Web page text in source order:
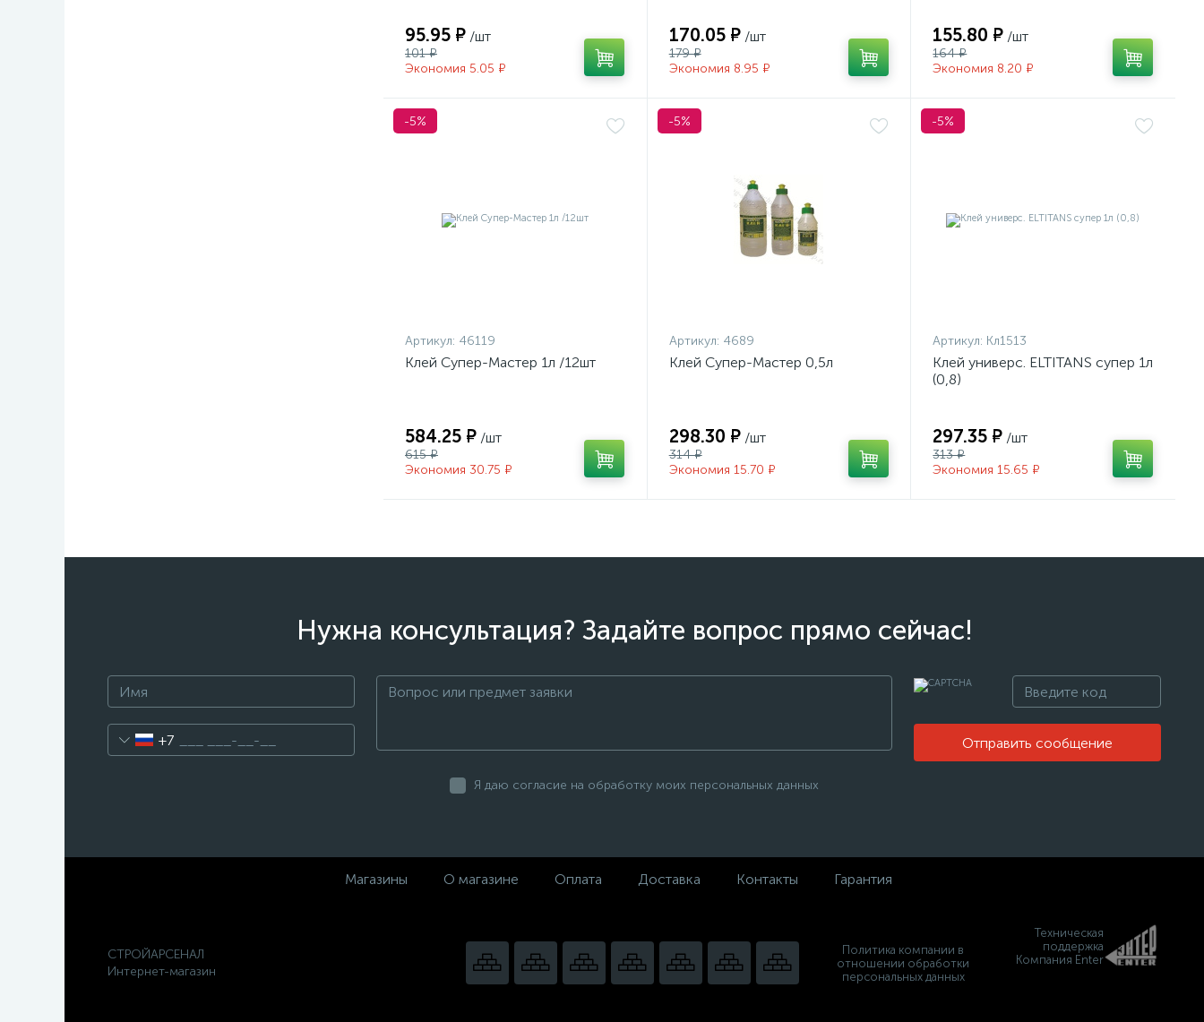
95.95 ₽ /шт
101 ₽
Экономия 5.05 ₽
170.05 ₽ /шт
179 ₽
Экономия 8.95 ₽
155.80 ₽ /шт
164 ₽
Экономия 8.20 ₽
-5%
Артикул: 46119
Клей Супер-Мастер 1л /12шт
584.25 ₽ /шт
615 ₽
Экономия 30.75 ₽
-5%
Артикул: 4689
Клей Супер-Мастер 0,5л
298.30 ₽ /шт
314 ₽
Экономия 15.70 ₽
-5%
Артикул: Кл1513
Клей универс. ELTITANS супер 1л
(0,8)
297.35 ₽ /шт
313 ₽
Экономия 15.65 ₽
Нужна консультация? Задайте вопрос прямо сейчас!
+7 Отправить сообщение
Я даю согласие на обработку моих персональных данных
Магазины О магазине Оплата Доставка Контакты Гарантия
СТРОЙАРСЕНАЛ
Интернет-магазин
Политика компании в
отношении обработки
персональных данных
Техническая
поддержка
Компания Enter